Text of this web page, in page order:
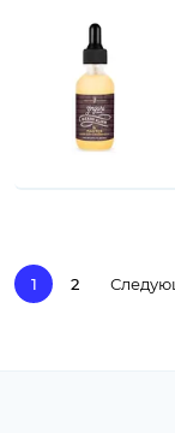
1 2